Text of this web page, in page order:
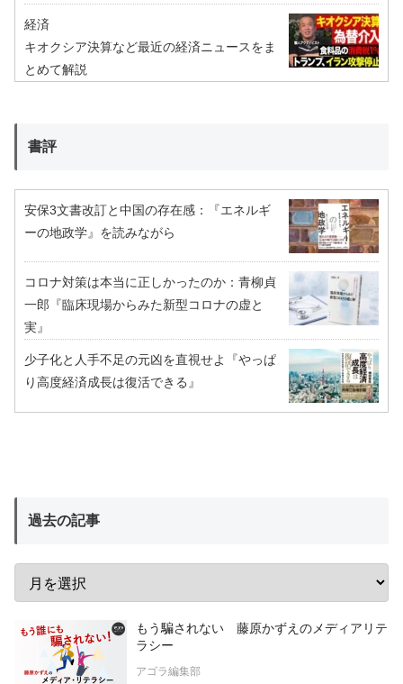
経済
キオクシア決算など最近の経済ニュースをま
とめて解説
書評
安保3文書改訂と中国の存在感：『エネルギ
ーの地政学』を読みながら
コロナ対策は本当に正しかったのか：青柳貞
一郎『臨床現場からみた新型コロナの虚と
実』
少子化と人手不足の元凶を直視せよ『やっぱ
り高度経済成長は復活できる』
過去の記事
もう騙されない 藤原かずえのメディアリテ
ラシー
アゴラ編集部